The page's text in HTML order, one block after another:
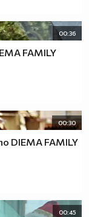
00:36
FAMILY
00:30
DIEMA FAMILY
00:45